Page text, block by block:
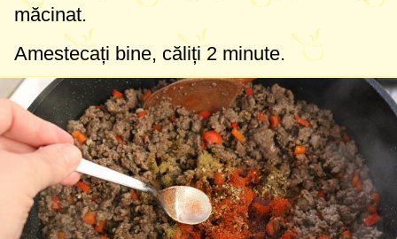
măcinat.
Amestecați bine, căliți 2 minute.